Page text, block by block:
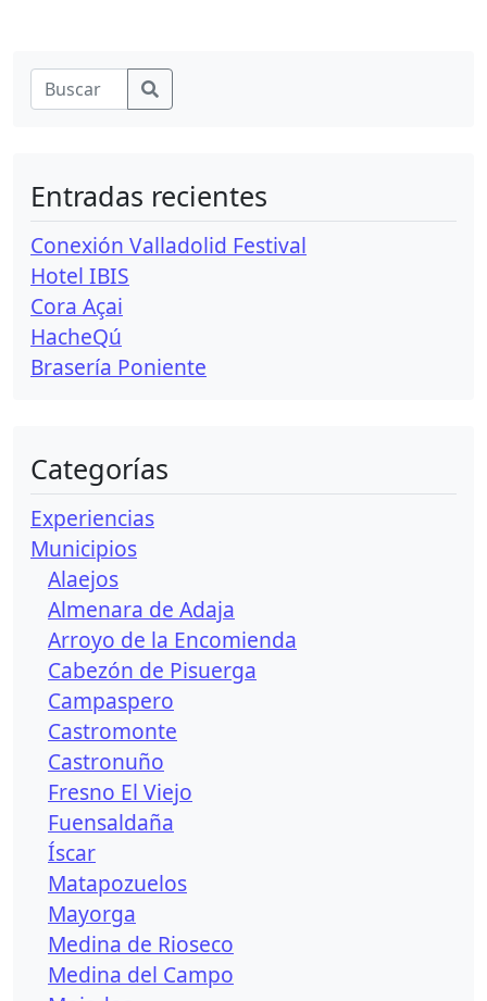
Entradas recientes
Conexión Valladolid Festival
Hotel IBIS
Cora Açai
HacheQú
Brasería Poniente
Categorías
Experiencias
Municipios
Alaejos
Almenara de Adaja
Arroyo de la Encomienda
Cabezón de Pisuerga
Campaspero
Castromonte
Castronuño
Fresno El Viejo
Fuensaldaña
Íscar
Matapozuelos
Mayorga
Medina de Rioseco
Medina del Campo